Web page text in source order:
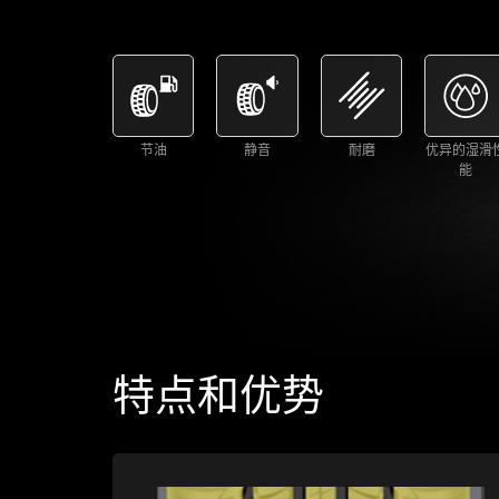
节油 静音 耐磨
优异的湿滑
能
特点和优势